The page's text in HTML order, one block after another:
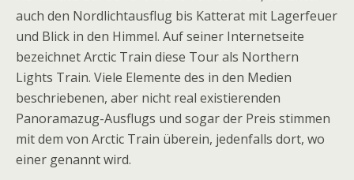
auch den Nordlichtausflug bis Katterat mit Lagerfeuer
und Blick in den Himmel. Auf seiner Internetseite
bezeichnet Arctic Train diese Tour als Northern
Lights Train. Viele Elemente des in den Medien
beschriebenen, aber nicht real existierenden
Panoramazug-Ausflugs und sogar der Preis stimmen
mit dem von Arctic Train überein, jedenfalls dort, wo
einer genannt wird.